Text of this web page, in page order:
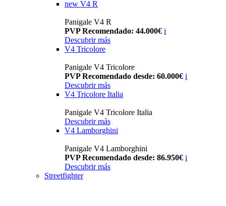
new V4 R
Panigale V4 R
PVP Recomendado: 44.000€ i
Descubrir más
V4 Tricolore
Panigale V4 Tricolore
PVP Recomendado desde: 60.000€ i
Descubrir más
V4 Tricolore Italia
Panigale V4 Tricolore Italia
Descubrir más
V4 Lamborghini
Panigale V4 Lamborghini
PVP Recomendado desde: 86.950€ i
Descubrir más
Streetfighter